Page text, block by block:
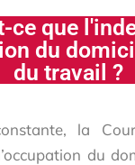
ce que
du
du travail ?
la
du